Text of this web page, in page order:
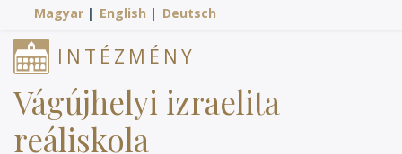
Magyar English Deutsch
INTÉZMÉNY
Vágújhelyi izraelita
reáliskola